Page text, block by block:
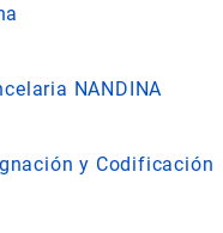
NANDINA
y Codificación